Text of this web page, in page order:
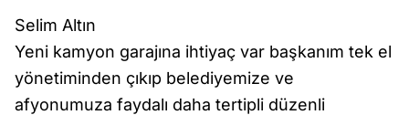
Selim Altın
Yeni kamyon garajına ihtiyaç var başkanım tek el
yönetiminden çıkıp belediyemize ve
afyonumuza faydalı daha tertipli düzenli